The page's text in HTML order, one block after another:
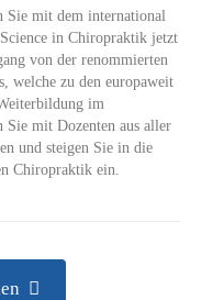
Sie mit dem international
in Chiropraktik jetzt
von der renommierten
welche zu den europaweit
im
Sie mit Dozenten aus aller
und steigen Sie in die
Chiropraktik ein.